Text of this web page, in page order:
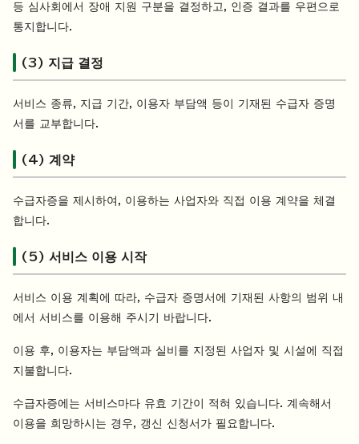
등 심사회에서 장애 지원 구분을 결정하고, 인증 결과를 우편으로
통지합니다.
(3) 지급 결정
서비스 종류, 지급 기간, 이용자 부담액 등이 기재된 수급자 증명
서를 교부합니다.
(4) 계약
수급자증을 제시하여, 이용하는 사업자와 직접 이용 계약을 체결
합니다.
(5) 서비스 이용 시작
서비스 이용 계획에 따라, 수급자 증명서에 기재된 사항의 범위 내
에서 서비스를 이용해 주시기 바랍니다.
이용 후, 이용자는 부담액과 실비를 지정된 사업자 및 시설에 직접
지불합니다.
수급자증에는 서비스마다 유효 기간이 적혀 있습니다. 계속해서
이용을 희망하시는 경우, 갱신 신청서가 필요합니다.